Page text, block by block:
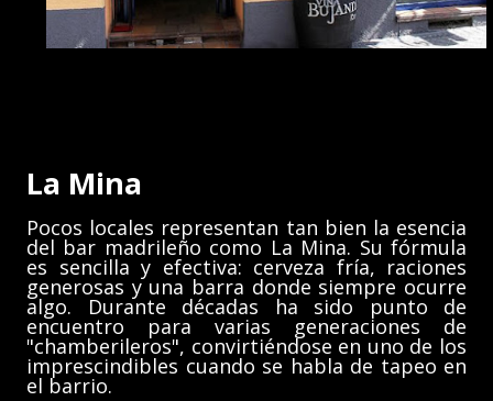
La Mina
Pocos locales representan tan bien la esencia
del bar madrileño como La Mina. Su fórmula
es sencilla y efectiva: cerveza fría, raciones
generosas y una barra donde siempre ocurre
algo. Durante décadas ha sido punto de
encuentro para varias generaciones de
"chamberileros", convirtiéndose en uno de los
imprescindibles cuando se habla de tapeo en
el barrio.